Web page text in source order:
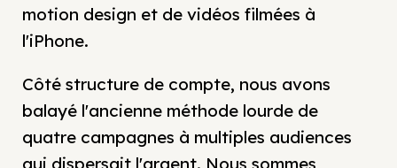
motion design et de vidéos filmées à
l'iPhone.
Côté structure de compte, nous avons
balayé l'ancienne méthode lourde de
quatre campagnes à multiples audiences
qui dispersait l'argent. Nous sommes